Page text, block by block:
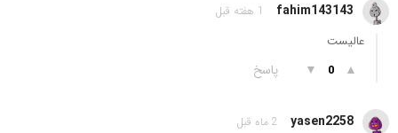
fahim143143 1 هفته قبل
عالیست
▲
0
▼ پاسخ
yasen2258 2 ماه قبل